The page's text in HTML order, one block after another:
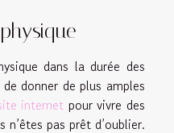
dans la durée des
donner de plus amples
internet pour vivre des
n’êtes pas prêt d’oublier.